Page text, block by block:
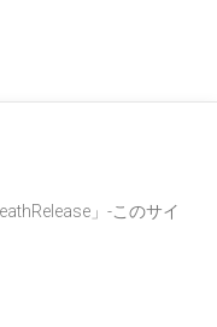
」-このサイ